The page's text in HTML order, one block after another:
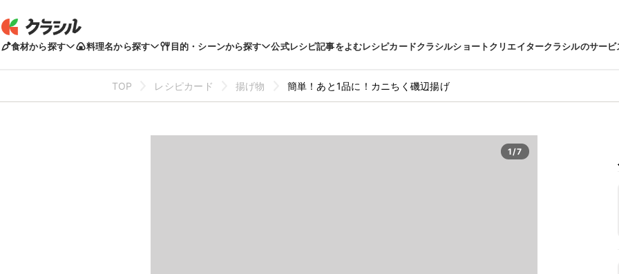
食材から探す 料理名から探す 目的・シーンから探す 公式レシピ記事をよむレシピカードクラシルショートクリエイタークラシルのサービ
TOP レシピカード 揚げ物 簡単！あと1品に！カニちく磯辺揚げ
1/7